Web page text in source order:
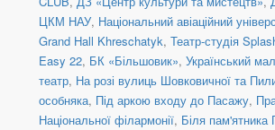
ЦКМ НАУ, Національний авіаційний
Grand Hall Khreschatyk, Театр-студія
Easy 22, БК «Більшовик», Український
театр, На розі вулиць Шовковичної та
особняка, Під аркою входу до Пасажу,
Національної філармонії, Біля пам'ятника